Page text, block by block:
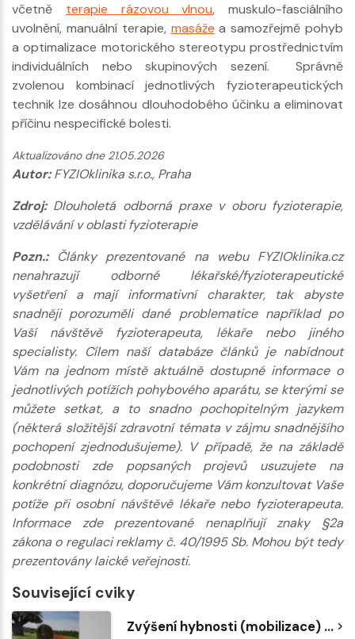
včetně terapie rázovou vlnou, muskulo-fasciálního
uvolnění, manuální terapie, masáže a samozřejmě pohyb
a optimalizace motorického stereotypu prostřednictvím
individuálních nebo skupinových sezení. Správně
zvolenou kombinací jednotlivých fyzioterapeutických
technik lze dosáhnou dlouhodobého účinku a eliminovat
příčinu nespecifické bolesti.
Aktualizováno dne 21.05.2026
Autor:FYZIOklinika s.r.o., Praha
Zdroj: Dlouholetá odborná praxe v oboru fyzioterapie,
vzdělávání v oblasti fyzioterapie
Pozn.:Články prezentované na webu FYZIOklinika.cz
nenahrazují odborné lékařské/fyzioterapeutické
vyšetření a mají informativní charakter, tak abyste
snadněji porozuměli dané problematice například po
Vaší návštěvě fyzioterapeuta, lékaře nebo jiného
specialisty. Cílem naší databáze článků je nabídnout
Vám na jednom místě aktuálně dostupné informace o
jednotlivých potížích pohybového aparátu, se kterými se
můžete setkat, a to snadno pochopitelným jazykem
(některá složitější zdravotní témata v zájmu snadnějšího
pochopení zjednodušujeme). V případě, že na základě
podobnosti zde popsaných projevů usuzujete na
konkrétní diagnózu, doporučujeme Vám konzultovat Vaše
potíže při osobní návštěvě lékaře nebo fyzioterapeuta.
Informace zde prezentované nenaplňují znaky §2a
zákona o regulaci reklamy č. 40/1995 Sb. Mohou být tedy
prezentovány laické veřejnosti.
Související cviky
Zvýšení hybnosti (mobilizace) bederní páteře s fyzioterapeutem